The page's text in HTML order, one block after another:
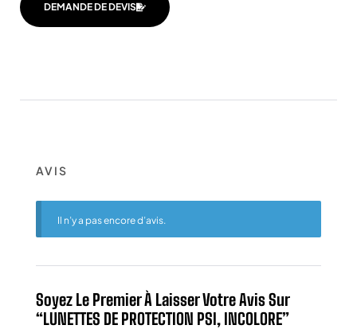
DEMANDE DE DEVIS
AVIS
Il n’y a pas encore d’avis.
Soyez Le Premier À Laisser Votre Avis Sur
“LUNETTES DE PROTECTION PSI, INCOLORE”